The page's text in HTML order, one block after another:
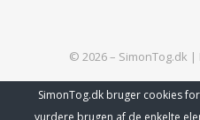
© 2026 – SimonTog.dk |
SimonTog.dk bruger cookies
vurdere brugen af de enkelte